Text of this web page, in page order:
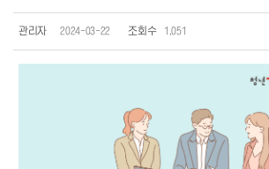
관리자 2024-03-22 조회수 1,051